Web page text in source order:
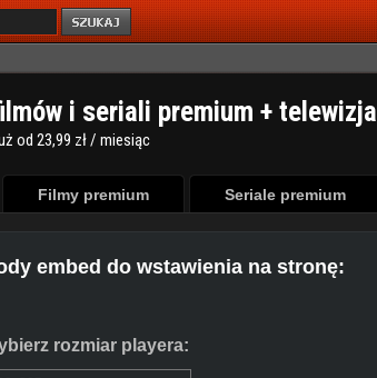
i seriali premium + telewizja
od 23,99 zł / miesiąc
Filmy premium Seriale premium
embed do wstawienia na stronę:
rozmiar playera: